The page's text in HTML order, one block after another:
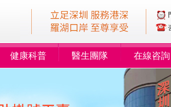
健康科普 醫生團隊 在線咨詢